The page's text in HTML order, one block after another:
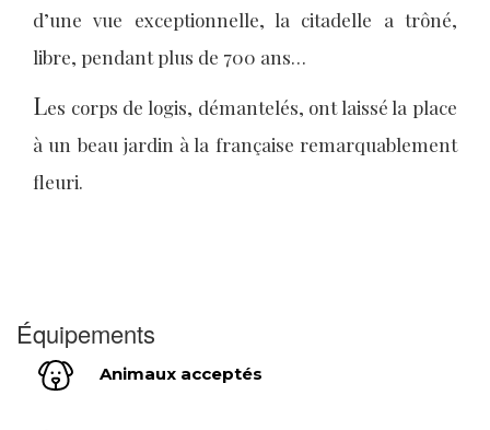
d’une vue exceptionnelle, la citadelle a trôné,
libre, pendant plus de 700 ans…
Les corps de logis, démantelés, ont laissé la place
à un beau jardin à la française remarquablement
fleuri.
Équipements
Animaux acceptés